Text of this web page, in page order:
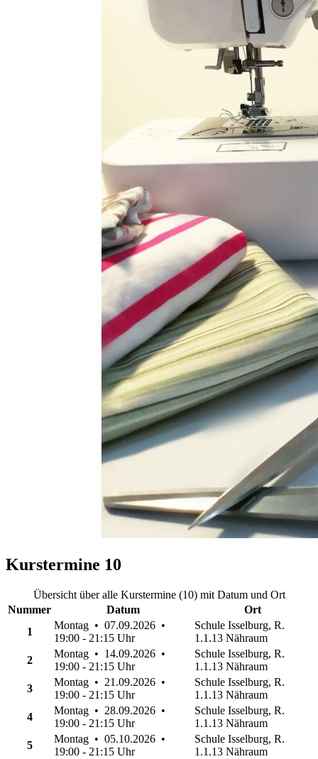
Kurstermine 10
Übersicht über alle Kurstermine (10) mit Datum und Ort
Nummer
Datum
Ort
1
Montag • 07.09.2026 •
19:00 - 21:15 Uhr
Schule Isselburg, R.
1.1.13 Nähraum
2
Montag • 14.09.2026 •
19:00 - 21:15 Uhr
Schule Isselburg, R.
1.1.13 Nähraum
3
Montag • 21.09.2026 •
19:00 - 21:15 Uhr
Schule Isselburg, R.
1.1.13 Nähraum
4
Montag • 28.09.2026 •
19:00 - 21:15 Uhr
Schule Isselburg, R.
1.1.13 Nähraum
5
Montag • 05.10.2026 •
19:00 - 21:15 Uhr
Schule Isselburg, R.
1.1.13 Nähraum